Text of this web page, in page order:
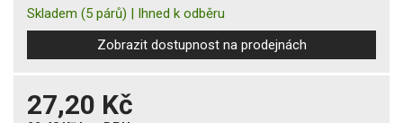
Skladem (5 párů) | Ihned k odběru
Zobrazit dostupnost na prodejnách
27,20 Kč